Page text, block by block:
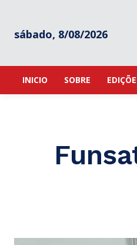
sábado, 8/08/2026
INICIO SOBRE